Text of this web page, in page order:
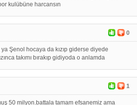
kulübüne harcansın
0
ya Şenol hocaya da kızıp giderse diyede
takımı bırakıp gidiyoda o anlamda
1
50 milyon.battala tamam efsanemiz ama